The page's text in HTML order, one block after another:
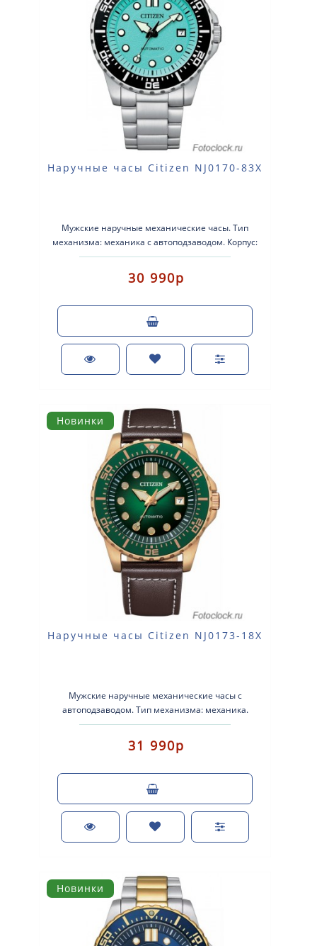
Наручные часы Citizen NJ0170-83X
Мужские наручные механические часы. Тип
механизма: механика с автоподзаводом. Корпус:
нержавеющая сталь. Браслет: ..
30 990р
Новинки
Наручные часы Citizen NJ0173-18X
Мужские наручные механические часы с
автоподзаводом. Тип механизма: механика.
Корпус: нержавеющая сталь. Ремешок: ко..
31 990р
Новинки